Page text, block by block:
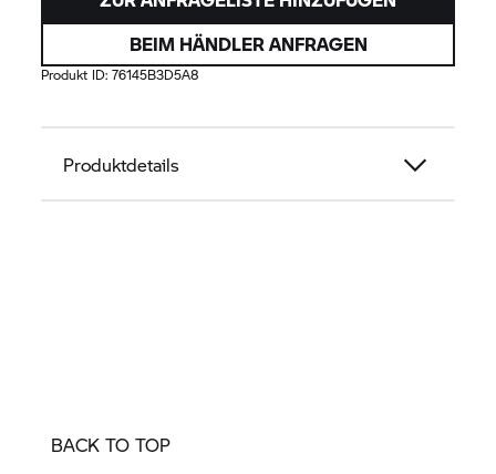
BEIM HÄNDLER ANFRAGEN
Produkt ID:76145B3D5A8
Produktdetails
BACK TO TOP